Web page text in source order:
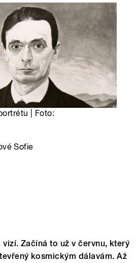
| Foto:
Sofie
Začíná to už v červnu, který
kosmickým dálavám. Až